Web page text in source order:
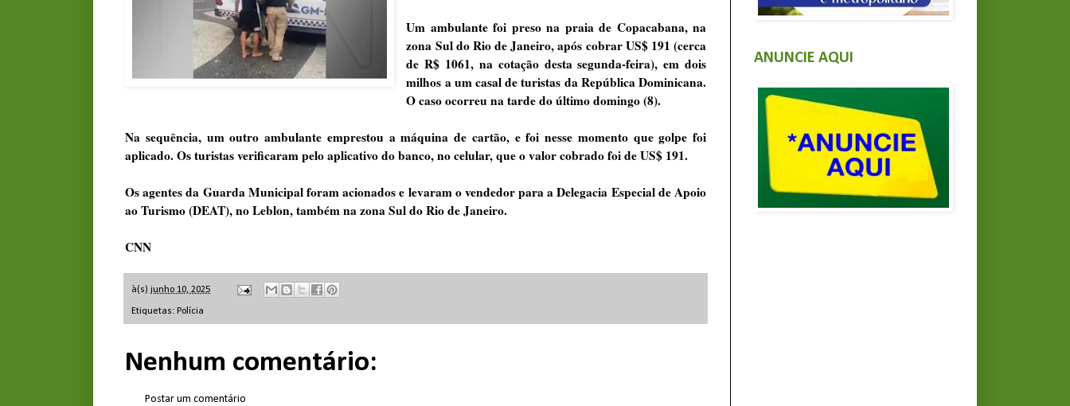
Um ambulante foi preso na praia de Copacabana, na
zona Sul do Rio de Janeiro, após cobrar US$ 191 (cerca
de R$ 1061, na cotação desta segunda-feira), em dois
milhos a um casal de turistas da República Dominicana.
O caso ocorreu na tarde do último domingo (8).
Na sequência, um outro ambulante emprestou a máquina de cartão, e foi nesse momento que golpe foi
aplicado. Os turistas verificaram pelo aplicativo do banco, no celular, que o valor cobrado foi de US$ 191.
Os agentes da Guarda Municipal foram acionados e levaram o vendedor para a Delegacia Especial de Apoio
ao Turismo (DEAT), no Leblon, também na zona Sul do Rio de Janeiro.
CNN
à(s) junho 10, 2025
Etiquetas: Polícia
Nenhum comentário:
Postar um comentário
ANUNCIE AQUI